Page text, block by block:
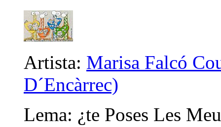
Artista: Marisa Falcó
D´Encàrrec)
Lema: ¿te Poses Les